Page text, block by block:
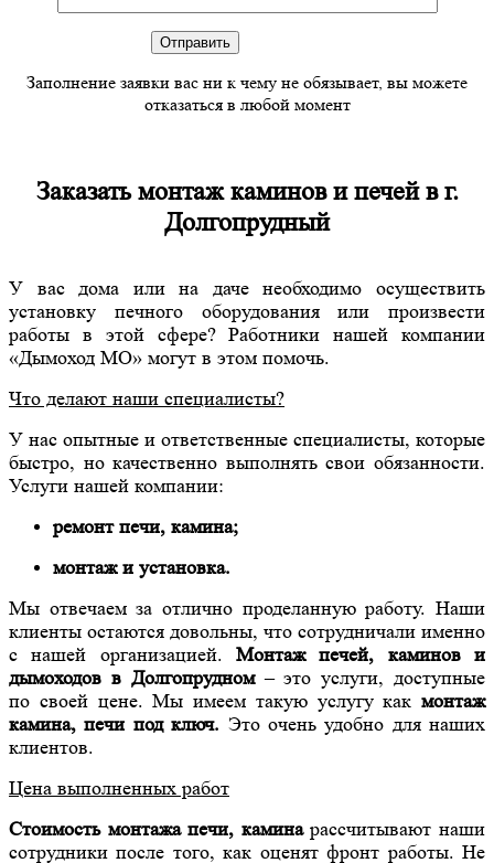
Заполнение заявки вас ни к чему не обязывает, вы можете
отказаться в любой момент
Заказать монтаж каминов и печей в г.
Долгопрудный
У вас дома или на даче необходимо осуществить
установку печного оборудования или произвести
работы в этой сфере? Работники нашей компании
«Дымоход МО» могут в этом помочь.
Что делают наши специалисты?
У нас опытные и ответственные специалисты, которые
быстро, но качественно выполнять свои обязанности.
Услуги нашей компании:
ремонт печи, камина;
монтаж и установка.
Мы отвечаем за отлично проделанную работу. Наши
клиенты остаются довольны, что сотрудничали именно
с нашей организацией. Монтаж печей, каминов и
дымоходов в Долгопрудном– это услуги, доступные
по своей цене. Мы имеем такую услугу как монтаж
камина, печи под ключ. Это очень удобно для наших
клиентов.
Цена выполненных работ
Стоимость монтажа печи, каминарассчитывают наши
сотрудники после того, как оценят фронт работы. Не